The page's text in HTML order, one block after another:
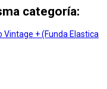
categoría: